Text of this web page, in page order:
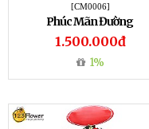
[CM0006]
Phúc Mãn Đường
1.500.000đ
1%